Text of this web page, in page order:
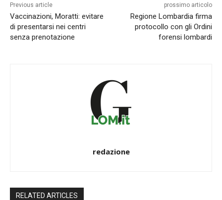
Previous article
Vaccinazioni, Moratti: evitare
di presentarsi nei centri
senza prenotazione
prossimo articolo
Regione Lombardia firma
protocollo con gli Ordini
forensi lombardi
redazione
RELATED ARTICLES